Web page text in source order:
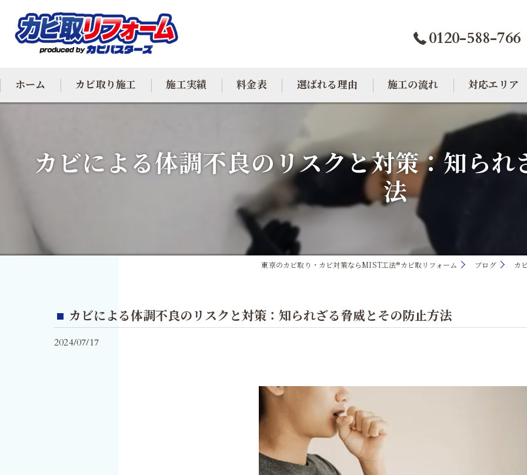
0120-588-766
ホーム カビ取り施工
カビ除去
施工実績 料金表 選ばれる理由 施工の流れ 対応エリア
大阪のカビ取り
東京のカビ取り
カビによる体調不良のリスクと対策：知ら
法
東京のカビ取り・カビ対策ならMIST工法®カビ取リフォーム ブログ カ
カビによる体調不良のリスクと対策：知られざる脅威とその防止方法
2024/07/17